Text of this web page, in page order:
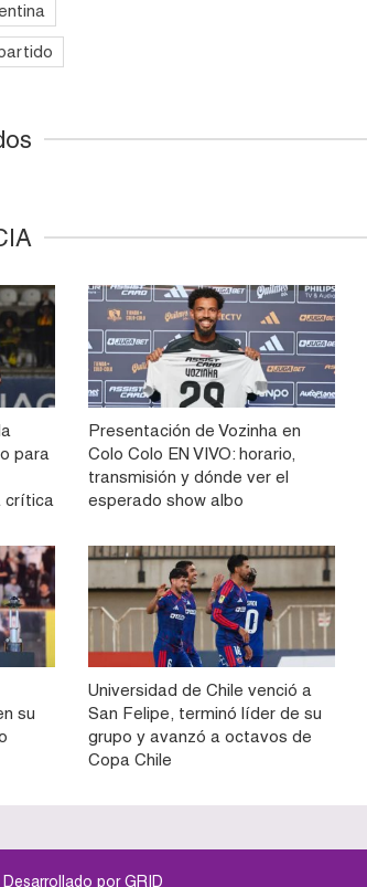
para
crítica
Presentación de Vozinha en
Colo Colo EN VIVO: horario,
transmisión y dónde ver el
esperado show albo
su
Universidad de Chile venció a
San Felipe, terminó líder de su
grupo y avanzó a octavos de
Copa Chile
porGRID